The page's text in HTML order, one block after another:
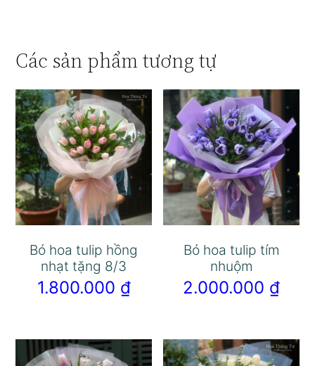
Các sản phẩm tương tự
Bó hoa tulip hồng
nhạt tặng 8/3
1.800.000 ₫
Bó hoa tulip tím
nhuộm
2.000.000 ₫